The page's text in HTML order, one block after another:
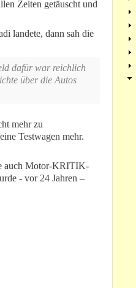
Zeiten getäuscht und
landete, dann sah die
dafür war reichlich
über die Autos
mehr zu
Testwagen mehr.
auch Motor-KRITIK-
- vor 24 Jahren –